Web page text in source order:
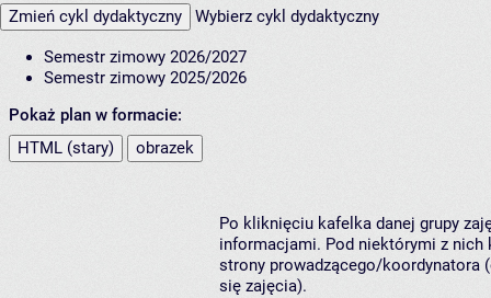
Zmień cykl dydaktyczny Wybierz cykl dydaktyczny
Semestr zimowy 2026/2027
Semestr zimowy 2025/2026
Pokaż plan w formacie:
HTML (stary)
obrazek
Po kliknięciu kafelka danej grupy
informacjami. Pod niektórymi z nich
strony prowadzącego/koordynatora
się zajęcia).